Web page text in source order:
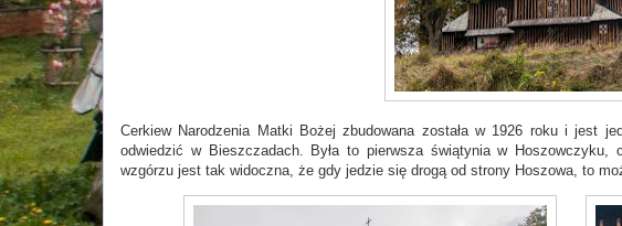
Cerkiew Narodzenia Matki Bożej zbudowana została w 1926 roku i jest
odwiedzić w Bieszczadach. Była to pierwsza świątynia w
wzgórzu jest tak widoczna, że gdy jedzie się drogą od strony Hoszowa, to